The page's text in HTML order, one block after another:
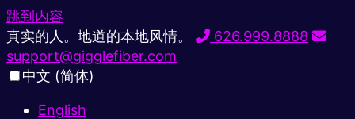
跳到内容
真实的人。地道的本地风情。
626.999.8888
support@gigglefiber.com
中文 (简体)
English